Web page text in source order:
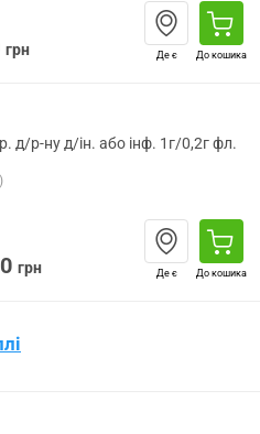
грн Де є До кошика
д/р-ну д/ін. або інф. 1г/0,2г фл.
грн Де є До кошика